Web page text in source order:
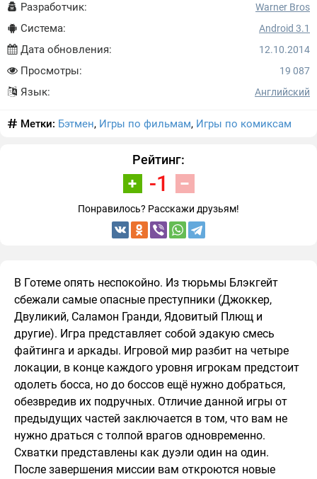
Разработчик: Warner Bros
Система: Android 3.1
Дата обновления: 12.10.2014
Просмотры: 19 087
Язык: Английский
Метки: Бэтмен, Игры по фильмам, Игры по комиксам
Рейтинг:
-1
Понравилось? Расскажи друзьям!
В Готеме опять неспокойно. Из тюрьмы Блэкгейт
сбежали самые опасные преступники (Джоккер,
Двуликий, Саламон Гранди, Ядовитый Плющ и
другие). Игра представляет собой эдакую смесь
файтинга и аркады. Игровой мир разбит на четыре
локации, в конце каждого уровня игрокам предстоит
одолеть босса, но до боссов ещё нужно добраться,
обезвредив их подручных. Отличие данной игры от
предыдущих частей заключается в том, что вам не
нужно драться с толпой врагов одновременно.
Схватки представлены как дуэли один на один.
После завершения миссии вам откроются новые